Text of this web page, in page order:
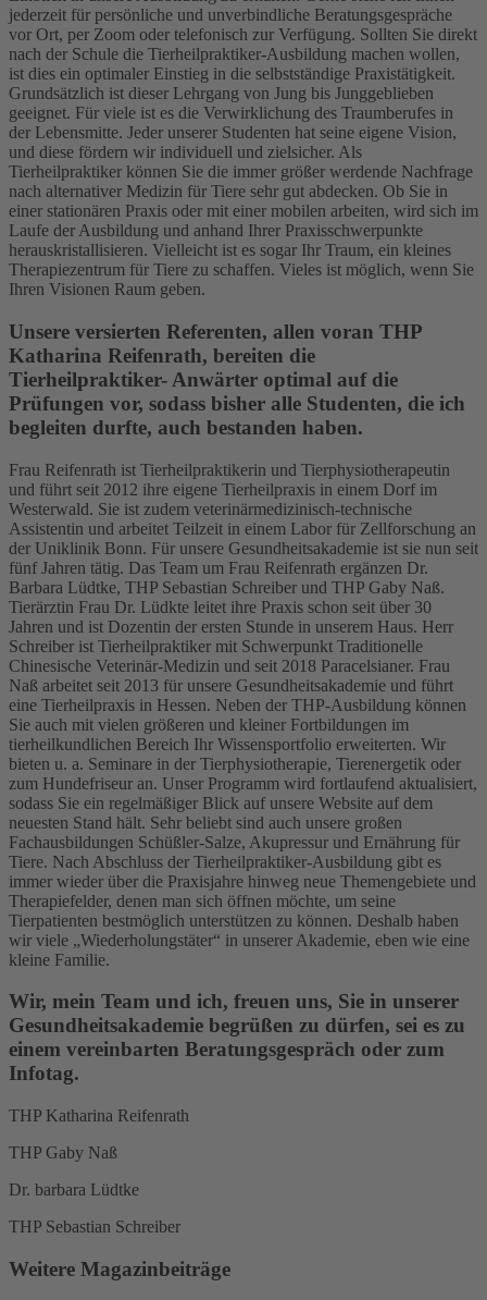
jederzeit für persönliche und unverbindliche Beratungsgespräche
vor Ort, per Zoom oder telefonisch zur Verfügung. Sollten Sie direkt
nach der Schule die Tierheilpraktiker-Ausbildung machen wollen,
ist dies ein optimaler Einstieg in die selbstständige Praxistätigkeit.
Grundsätzlich ist dieser Lehrgang von Jung bis Junggeblieben
geeignet. Für viele ist es die Verwirklichung des Traumberufes in
der Lebensmitte. Jeder unserer Studenten hat seine eigene Vision,
und diese fördern wir individuell und zielsicher. Als
Tierheilpraktiker können Sie die immer größer werdende Nachfrage
nach alternativer Medizin für Tiere sehr gut abdecken. Ob Sie in
einer stationären Praxis oder mit einer mobilen arbeiten, wird sich im
Laufe der Ausbildung und anhand Ihrer Praxisschwerpunkte
herauskristallisieren. Vielleicht ist es sogar Ihr Traum, ein kleines
Therapiezentrum für Tiere zu schaffen. Vieles ist möglich, wenn Sie
Ihren Visionen Raum geben.
Unsere versierten Referenten, allen voran THP
Katharina Reifenrath, bereiten die
Tierheilpraktiker- Anwärter optimal auf die
Prüfungen vor, sodass bisher alle Studenten, die ich
begleiten durfte, auch bestanden haben.
Frau Reifenrath ist Tierheilpraktikerin und Tierphysiotherapeutin
und führt seit 2012 ihre eigene Tierheilpraxis in einem Dorf im
Westerwald. Sie ist zudem veterinärmedizinisch-technische
Assistentin und arbeitet Teilzeit in einem Labor für Zellforschung an
der Uniklinik Bonn. Für unsere Gesundheitsakademie ist sie nun seit
fünf Jahren tätig. Das Team um Frau Reifenrath ergänzen Dr.
Barbara Lüdtke, THP Sebastian Schreiber und THP Gaby Naß.
Tierärztin Frau Dr. Lüdkte leitet ihre Praxis schon seit über 30
Jahren und ist Dozentin der ersten Stunde in unserem Haus. Herr
Schreiber ist Tierheilpraktiker mit Schwerpunkt Traditionelle
Chinesische Veterinär-Medizin und seit 2018 Paracelsianer. Frau
Naß arbeitet seit 2013 für unsere Gesundheitsakademie und führt
eine Tierheilpraxis in Hessen. Neben der THP-Ausbildung können
Sie auch mit vielen größeren und kleiner Fortbildungen im
tierheilkundlichen Bereich Ihr Wissensportfolio erweiterten. Wir
bieten u. a. Seminare in der Tierphysiotherapie, Tierenergetik oder
zum Hundefriseur an. Unser Programm wird fortlaufend aktualisiert,
sodass Sie ein regelmäßiger Blick auf unsere Website auf dem
neuesten Stand hält. Sehr beliebt sind auch unsere großen
Fachausbildungen Schüßler-Salze, Akupressur und Ernährung für
Tiere. Nach Abschluss der Tierheilpraktiker-Ausbildung gibt es
immer wieder über die Praxisjahre hinweg neue Themengebiete und
Therapiefelder, denen man sich öffnen möchte, um seine
Tierpatienten bestmöglich unterstützen zu können. Deshalb haben
wir viele „Wiederholungstäter“ in unserer Akademie, eben wie eine
kleine Familie.
Wir, mein Team und ich, freuen uns, Sie in unserer
Gesundheitsakademie begrüßen zu dürfen, sei es zu
einem vereinbarten Beratungsgespräch oder zum
Infotag.
THP Katharina Reifenrath
THP Gaby Naß
Dr. barbara Lüdtke
THP Sebastian Schreiber
Weitere Magazinbeiträge